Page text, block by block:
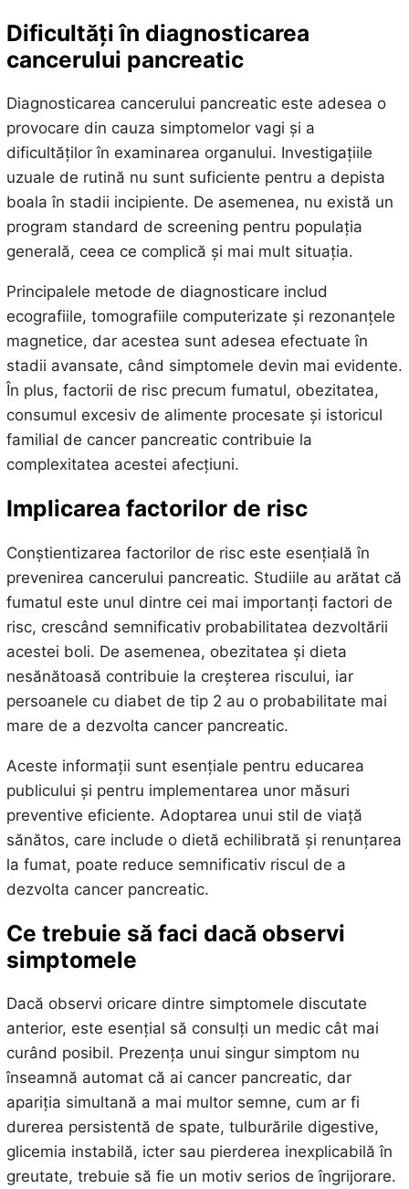
Dificultăți în diagnosticarea
cancerului pancreatic
Diagnosticarea cancerului pancreatic este adesea o
provocare din cauza simptomelor vagi și a
dificultăților în examinarea organului. Investigațiile
uzuale de rutină nu sunt suficiente pentru a depista
boala în stadii incipiente. De asemenea, nu există un
program standard de screening pentru populația
generală, ceea ce complică și mai mult situația.
Principalele metode de diagnosticare includ
ecografiile, tomografiile computerizate și rezonanțele
magnetice, dar acestea sunt adesea efectuate în
stadii avansate, când simptomele devin mai evidente.
În plus, factorii de risc precum fumatul, obezitatea,
consumul excesiv de alimente procesate și istoricul
familial de cancer pancreatic contribuie la
complexitatea acestei afecțiuni.
Implicarea factorilor de risc
Conștientizarea factorilor de risc este esențială în
prevenirea cancerului pancreatic. Studiile au arătat că
fumatul este unul dintre cei mai importanți factori de
risc, crescând semnificativ probabilitatea dezvoltării
acestei boli. De asemenea, obezitatea și dieta
nesănătoasă contribuie la creșterea riscului, iar
persoanele cu diabet de tip 2 au o probabilitate mai
mare de a dezvolta cancer pancreatic.
Aceste informații sunt esențiale pentru educarea
publicului și pentru implementarea unor măsuri
preventive eficiente. Adoptarea unui stil de viață
sănătos, care include o dietă echilibrată și renunțarea
la fumat, poate reduce semnificativ riscul de a
dezvolta cancer pancreatic.
Ce trebuie să faci dacă observi
simptomele
Dacă observi oricare dintre simptomele discutate
anterior, este esențial să consulți un medic cât mai
curând posibil. Prezența unui singur simptom nu
înseamnă automat că ai cancer pancreatic, dar
apariția simultană a mai multor semne, cum ar fi
durerea persistentă de spate, tulburările digestive,
glicemia instabilă, icter sau pierderea inexplicabilă în
greutate, trebuie să fie un motiv serios de îngrijorare.